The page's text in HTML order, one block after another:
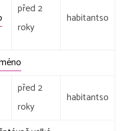
před 2
roky
habitantso
před 2
roky
habitantso